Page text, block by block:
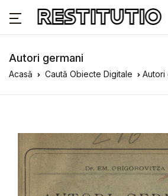
Autori germani
Acasă Caută Obiecte Digitale Autori